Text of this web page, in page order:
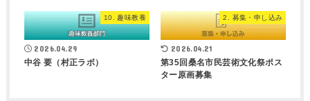
10. 趣味教養
2026.04.29
中谷 要（村正ラボ）
2. 募集・申し込み
2026.04.21
第35回桑名市民芸術文化祭ポス
ター原画募集